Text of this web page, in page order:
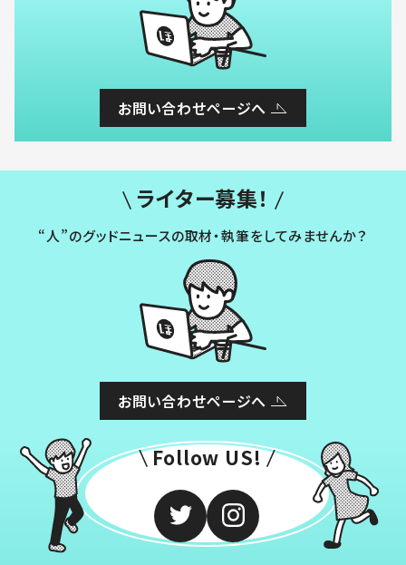
お問い合わせページへ
ライター募集！
“人”のグッドニュースの取材・執筆をしてみませんか？
お問い合わせページへ
Follow US!